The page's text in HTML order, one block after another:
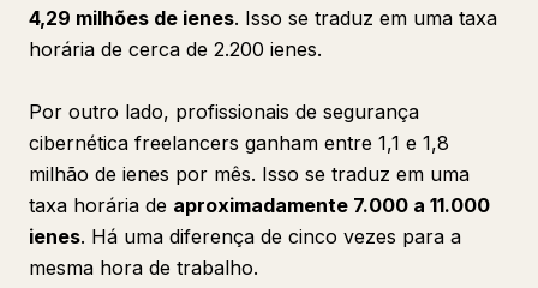
4,29 milhões de ienes. Isso se traduz em uma taxa
horária de cerca de 2.200 ienes.
Por outro lado, profissionais de segurança
cibernética freelancers ganham entre 1,1 e 1,8
milhão de ienes por mês. Isso se traduz em uma
taxa horária de aproximadamente 7.000 a 11.000
ienes. Há uma diferença de cinco vezes para a
mesma hora de trabalho.